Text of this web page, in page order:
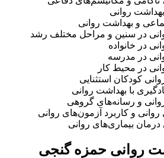
روانی
و بهداشت روانی
در سنین و مراحل مختلف رشد
در خانواده
در مدرسه
در محیط کار
کودکان استثنایی
با بهداشت روانی
و رسانه‌های گروهی
روانی و کاربرد آزمون‌های روانی
بیماری‌های روانی
روانی حمزه گنجی